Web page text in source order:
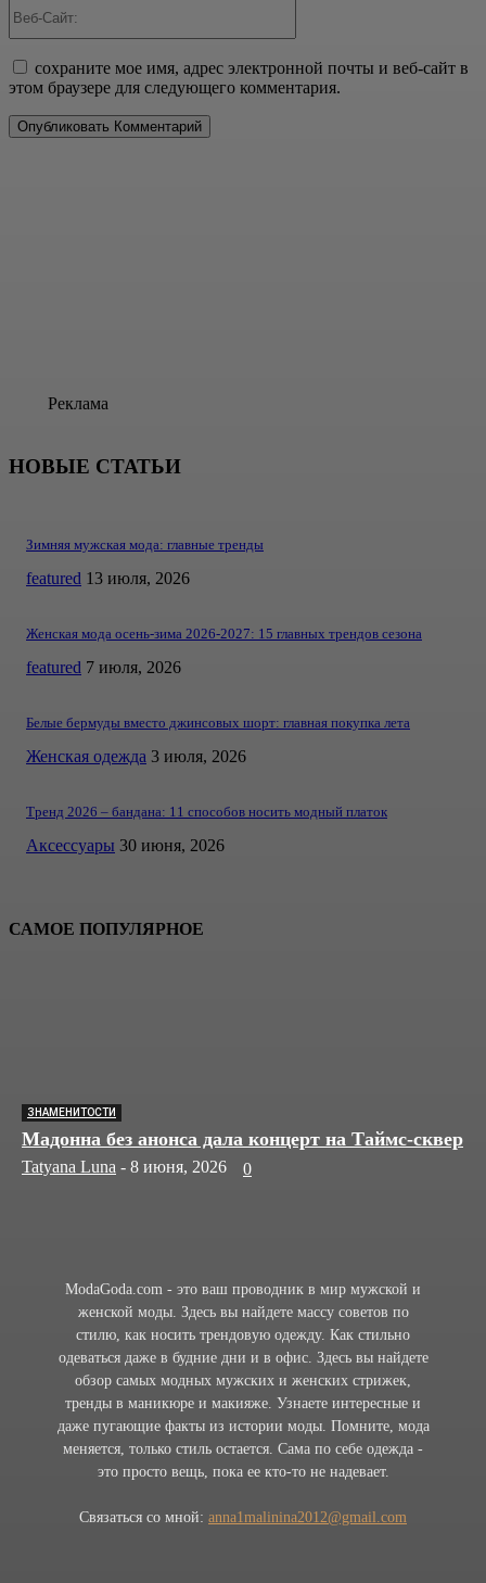
сохраните мое имя, адрес электронной почты и веб-сайт в
этом браузере для следующего комментария.
Реклама
НОВЫЕ СТАТЬИ
Зимняя мужская мода: главные тренды
featured 13 июля, 2026
Женская мода осень-зима 2026-2027: 15 главных трендов сезона
featured 7 июля, 2026
Белые бермуды вместо джинсовых шорт: главная покупка лета
Женская одежда 3 июля, 2026
Тренд 2026 – бандана: 11 способов носить модный платок
Аксессуары 30 июня, 2026
САМОЕ ПОПУЛЯРНОЕ
ЗНАМЕНИТОСТИ
Мадонна без анонса дала концерт на Таймс-сквер
Tatyana Luna - 8 июня, 2026 0
ModaGoda.com - это ваш проводник в мир мужской и
женской моды. Здесь вы найдете массу советов по
стилю, как носить трендовую одежду. Как стильно
одеваться даже в будние дни и в офис. Здесь вы найдете
обзор самых модных мужских и женских стрижек,
тренды в маникюре и макияже. Узнаете интересные и
даже пугающие факты из истории моды. Помните, мода
меняется, только стиль остается. Сама по себе одежда -
это просто вещь, пока ее кто-то не надевает.
Связаться со мной: anna1malinina2012@gmail.com